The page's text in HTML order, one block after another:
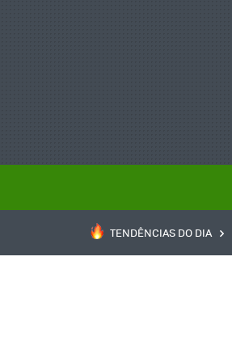
TENDÊNCIAS DO DIA